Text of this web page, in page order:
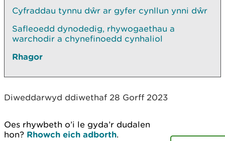
Cyfraddau tynnu dŵr ar gyfer cynllun ynni dŵr
Safleoedd dynodedig, rhywogaethau a
warchodir a chynefinoedd cynhaliol
Rhagor
Diweddarwyd ddiwethaf 28 Gorff 2023
Oes rhywbeth o’i le gyda’r dudalen
hon? Rhowch eich adborth.